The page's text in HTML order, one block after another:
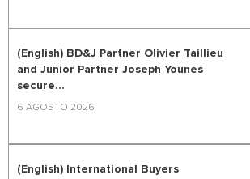
(English) BD&J Partner Olivier Taillieu
and Junior Partner Joseph Younes
secure...
6 AGOSTO 2026
(English) International Buyers